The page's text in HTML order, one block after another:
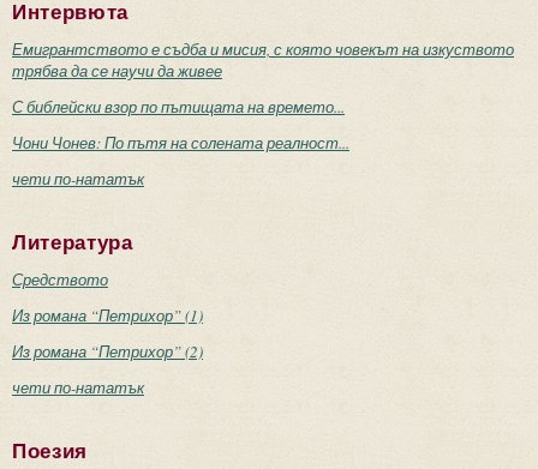
Интервюта
Емигрантството е съдба и мисия, с която човекът на изкуството
трябва да се научи да живее
С библейски взор по пътищата на времето...
Чони Чонев: По пътя на солената реалност...
чети по-нататък
Литература
Средството
Из романа “Петрихор” (1)
Из романа “Петрихор” (2)
чети по-нататък
Поезия